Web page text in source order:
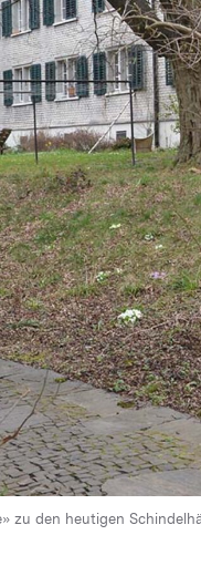
zu den heutigen